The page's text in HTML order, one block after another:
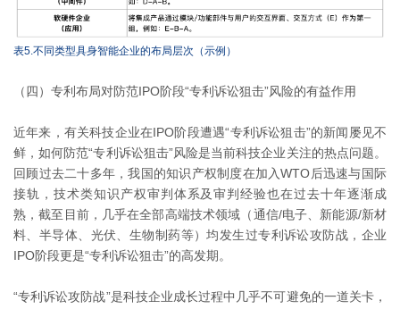
表5.不同类型具身智能企业的布局层次（示例）
（四）专利布局对防范IPO阶段“专利诉讼狙击”风险的有益作用
近年来，有关科技企业在IPO阶段遭遇“专利诉讼狙击”的新闻屡见不
鲜，如何防范“专利诉讼狙击”风险是当前科技企业关注的热点问题。
回顾过去二十多年，我国的知识产权制度在加入WTO后迅速与国际
接轨，技术类知识产权审判体系及审判经验也在过去十年逐渐成
熟，截至目前，几乎在全部高端技术领域（通信/电子、新能源/新材
料、半导体、光伏、生物制药等）均发生过专利诉讼攻防战，企业
IPO阶段更是“专利诉讼狙击”的高发期。
“专利诉讼攻防战”是科技企业成长过程中几乎不可避免的一道关卡，